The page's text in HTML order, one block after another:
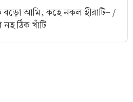
বড়ো আমি, কহে নকল হীরাটি- /
ঠিক খাঁটি